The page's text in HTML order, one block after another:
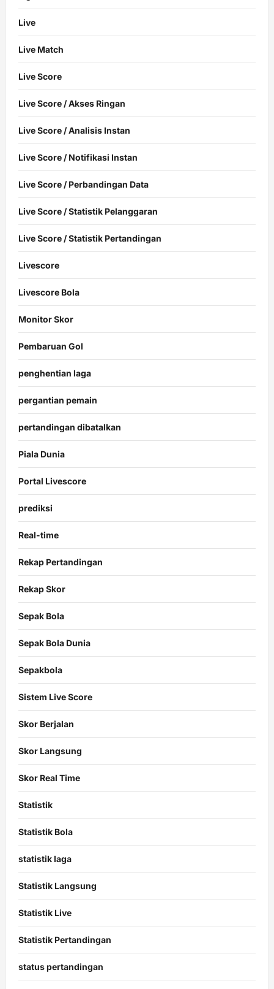
Live
Live Match
Live Score
Live Score / Akses Ringan
Live Score / Analisis Instan
Live Score / Notifikasi Instan
Live Score / Perbandingan Data
Live Score / Statistik Pelanggaran
Live Score / Statistik Pertandingan
Livescore
Livescore Bola
Monitor Skor
Pembaruan Gol
penghentian laga
pergantian pemain
pertandingan dibatalkan
Piala Dunia
Portal Livescore
prediksi
Real-time
Rekap Pertandingan
Rekap Skor
Sepak Bola
Sepak Bola Dunia
Sepakbola
Sistem Live Score
Skor Berjalan
Skor Langsung
Skor Real Time
Statistik
Statistik Bola
statistik laga
Statistik Langsung
Statistik Live
Statistik Pertandingan
status pertandingan